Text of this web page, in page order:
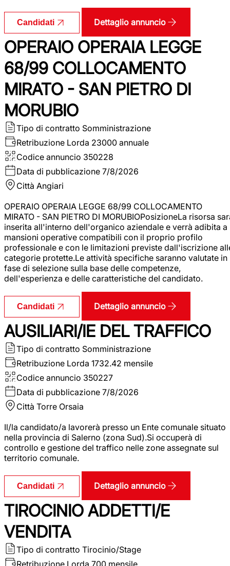
Candidati Dettaglio annuncio
OPERAIO OPERAIA LEGGE
68/99 COLLOCAMENTO
MIRATO - SAN PIETRO DI
MORUBIO
Tipo di contratto Somministrazione
Retribuzione Lorda 23000 annuale
Codice annuncio 350228
Data di pubblicazione 7/8/2026
Città Angiari
OPERAIO OPERAIA LEGGE 68/99 COLLOCAMENTO
MIRATO - SAN PIETRO DI MORUBIOPosizioneLa risorsa
inserita all'interno dell'organico aziendale e verrà adibita a
mansioni operative compatibili con il proprio profilo
professionale e con le limitazioni previste dall'iscrizione
categorie protette.Le attività specifiche saranno valutate in
fase di selezione sulla base delle competenze,
dell'esperienza e delle caratteristiche del candidato.
Candidati Dettaglio annuncio
AUSILIARI/IE DEL TRAFFICO
Tipo di contratto Somministrazione
Retribuzione Lorda 1732.42 mensile
Codice annuncio 350227
Data di pubblicazione 7/8/2026
Città Torre Orsaia
Il/la candidato/a lavorerà presso un Ente comunale situato
nella provincia di Salerno (zona Sud).Si occuperà di
controllo e gestione del traffico nelle zone assegnate sul
territorio comunale.
Candidati Dettaglio annuncio
TIROCINIO ADDETTI/E
VENDITA
Tipo di contratto Tirocinio/Stage
Retribuzione Lorda 700 mensile